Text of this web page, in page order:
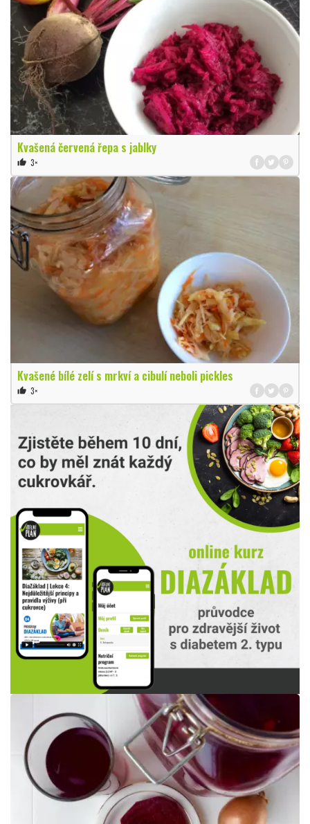
Kvašená červená řepa s jablky
thumb_up 3×
Kvašené bílé zelí s mrkví a cibulí neboli pickles
thumb_up 3×